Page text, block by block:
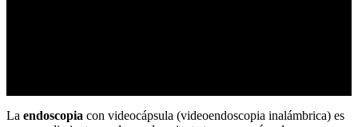
La endoscopia con videocápsula (videoendoscopia inalámbrica) es